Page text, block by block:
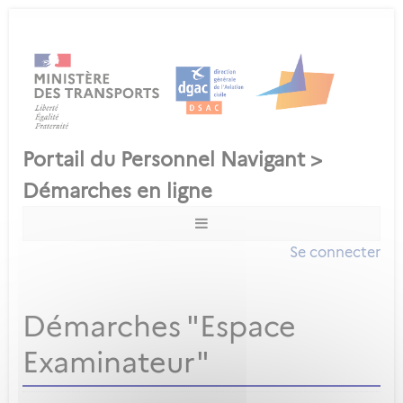
Se connecter
Démarches "Espace
Examinateur"